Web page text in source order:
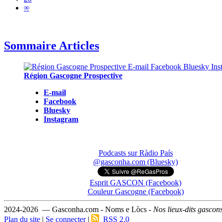
∞
Sommaire Articles
Région Gascogne Prospective
E-mail
Facebook
Bluesky
Instagram
Podcasts sur Ràdio País
@gasconha.com (Bluesky)
Esprit GASCON (Facebook)
Couleur Gascogne (Facebook)
2024-2026 — Gasconha.com - Noms e Lòcs - Nos lieux-dits
Plan du site | Se connecter| RSS 2.0